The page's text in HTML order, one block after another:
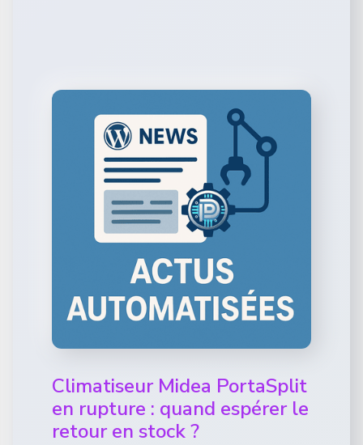
Climatiseur Midea PortaSplit
en rupture : quand espérer le
retour en stock ?